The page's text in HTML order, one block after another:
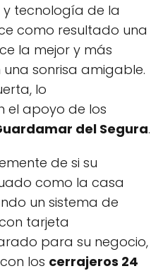
tecnología de la
como resultado una
la mejor y más
sonrisa amigable.
lo
el apoyo de los
del Segura.
de si su
como la casa
un sistema de
tarjeta
para su negocio,
los cerrajeros 24